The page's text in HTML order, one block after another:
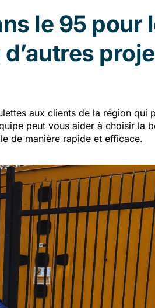
le 95 pour
aux clients de la région qui
peut vous aider à choisir la
de manière rapide et efficace.